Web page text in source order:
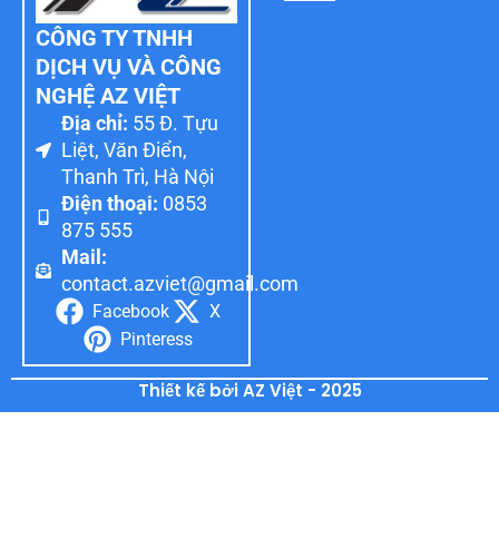
CÔNG TY TNHH
DỊCH VỤ VÀ CÔNG
NGHỆ AZ VIỆT
Địa chỉ: 55 Đ. Tựu
Liệt, Văn Điển,
Thanh Trì, Hà Nội
Điện thoại: 0853
875 555
Mail:
contact.azviet@gmail.com
Facebook
X
Pinteress
Thiết kế bởi AZ Việt - 2025